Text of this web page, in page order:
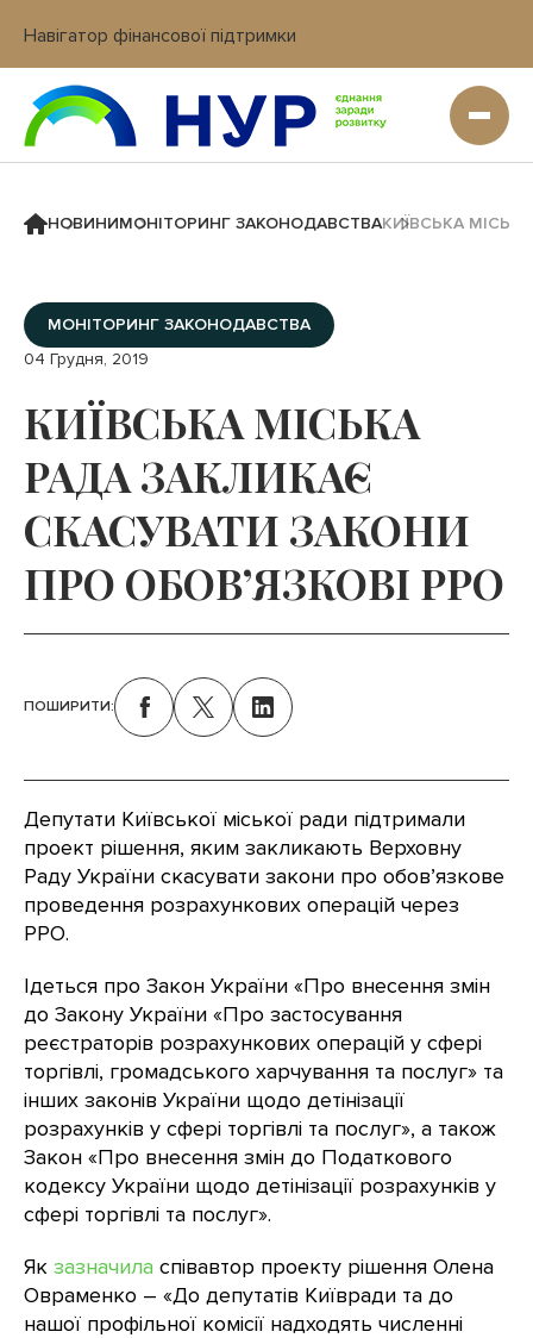
Навігатор фінансової підтримки
Вхід в кабінет IT платформи
НОВИНИМОНІТОРИНГ ЗАКОНОДАВСТВАКИЇВСЬКА
МОНІТОРИНГ ЗАКОНОДАВСТВА
04 Грудня, 2019
КИЇВСЬКА МІСЬКА
РАДА ЗАКЛИКАЄ
СКАСУВАТИ ЗАКОНИ
ПРО ОБОВ’ЯЗКОВІ РРО
Депутати Київської міської ради підтримали
проект рішення, яким закликають Верховну
Раду України скасувати закони про обов’язкове
проведення розрахункових операцій через
РРО.
Ідеться про Закон України «Про внесення змін
до Закону України «Про застосування
реєстраторів розрахункових операцій у сфері
торгівлі, громадського харчування та послуг» та
інших законів України щодо детінізації
розрахунків у сфері торгівлі та послуг», а також
Закон «Про внесення змін до Податкового
кодексу України щодо детінізації розрахунків у
сфері торгівлі та послуг».
Як зазначила співавтор проекту рішення Олена
Овраменко – «До депутатів Київради та до
нашої профільної комісії надходять численні
ПОШИРИТИ: